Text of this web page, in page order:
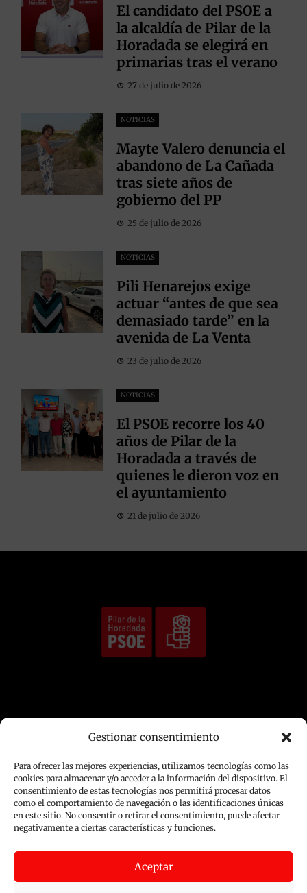
Gestionar consentimiento
Para ofrecer las mejores experiencias, utilizamos tecnologías como las
cookies para almacenar y/o acceder a la información del dispositivo. El
consentimiento de estas tecnologías nos permitirá procesar datos
como el comportamiento de navegación o las identificaciones únicas
en este sitio. No consentir o retirar el consentimiento, puede afectar
negativamente a ciertas características y funciones.
Aceptar
El candidato del PSOE a
la alcaldía de Pilar de la
Horadada se elegirá en
primarias tras el verano
27 de julio de 2026
NOTICIAS
Mayte Valero denuncia el
abandono de La Cañada
tras siete años de
gobierno del PP
25 de julio de 2026
NOTICIAS
Pili Henarejos exige
actuar “antes de que sea
demasiado tarde” en la
avenida de La Venta
23 de julio de 2026
NOTICIAS
El PSOE recorre los 40
años de Pilar de la
Horadada a través de
quienes le dieron voz en
el ayuntamiento
21 de julio de 2026
Av. Siete Higueras, 03190 Pilar de la
Horadada, Alicante
Contacto
Quienes somos
Aviso Legal